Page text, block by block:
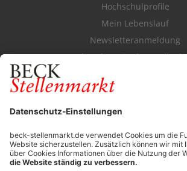
Hochschulprofile
Mein Lebenslauf
Newsletteranmeldung
Durchsuchen Sie den
FÜR ARBEITGEBER
Stellenmarktpreise
Anzeigen-AGB
Media-Daten
Newsletteranmeldung